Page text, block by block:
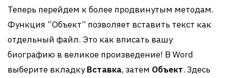
Теперь перейдем к более продвинутым методам.
Функция “Объект” позволяет вставить текст как
отдельный файл. Это как вписать вашу
биографию в великое произведение! В Word
выберите вкладкуВставка, затем Объект. Здесь